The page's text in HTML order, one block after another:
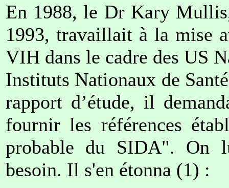
En 1988, le Dr Kary
1993, travaillait à la mise
VIH dans le cadre des US
Instituts Nationaux de
rapport d’étude, il
fournir les références
probable du SIDA". On
besoin. Il s'en étonna (1) :